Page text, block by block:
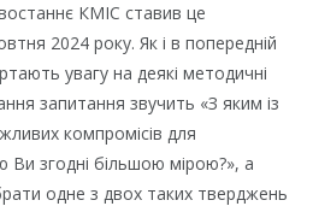
КМІС ставив це
2024 року. Як і в попередній
увагу на деякі методичні
запитання звучить «З яким із
компромісів для
Ви згодні більшою мірою?», а
одне з двох таких тверджень